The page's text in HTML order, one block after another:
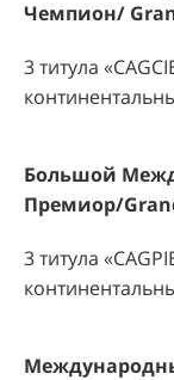
Чемпион/
3 титула «
Большой
Премиор/
3 титула «